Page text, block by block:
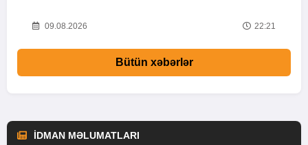
09.08.2026 22:21
Bütün xəbərlər
İDMAN MƏLUMATLARI